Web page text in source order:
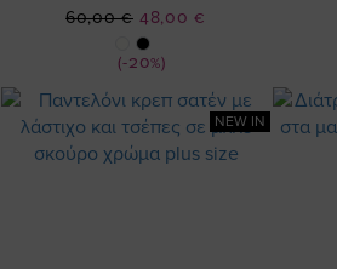
(-20%)
Ειδική
Τιμή
48,00 €
60,00 €
NEW IN